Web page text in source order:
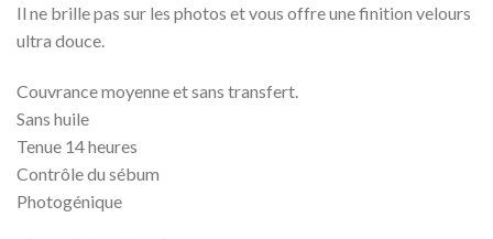
Il ne brille pas sur les photos et vous offre une finition velours
ultra douce.
Couvrance moyenne et sans transfert.
Sans huile
Tenue 14 heures
Contrôle du sébum
Photogénique